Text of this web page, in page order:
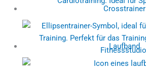
Crosstrainer
Laufband